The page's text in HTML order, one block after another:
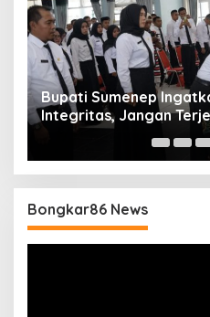
Bupati Sumenep
Integritas, Jangan
dan Judi Online
Bongkar86 News